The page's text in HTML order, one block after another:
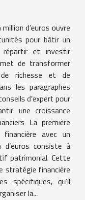
d’euros ouvre
pour bâtir un
répartir et investir
de transformer
richesse et de
les paragraphes
d’expert pour
une croissance
La première
avec un
d’euros consiste à
patrimonial. Cette
stratégie financière
spécifiques, qu’il
la...